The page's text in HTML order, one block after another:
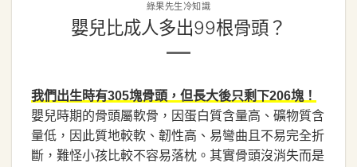
綠果先生冷知識
嬰兒比成人多出99根骨頭？
我們出生時有305塊骨頭，但長大後只剩下206塊！
嬰兒時期的骨頭屬軟骨，因蛋白質含量高、礦物質含
量低，因此質地較軟、韌性高、易彎曲且不易完全折
斷，難怪小孩比較不容易落枕。其實骨頭沒消失而是